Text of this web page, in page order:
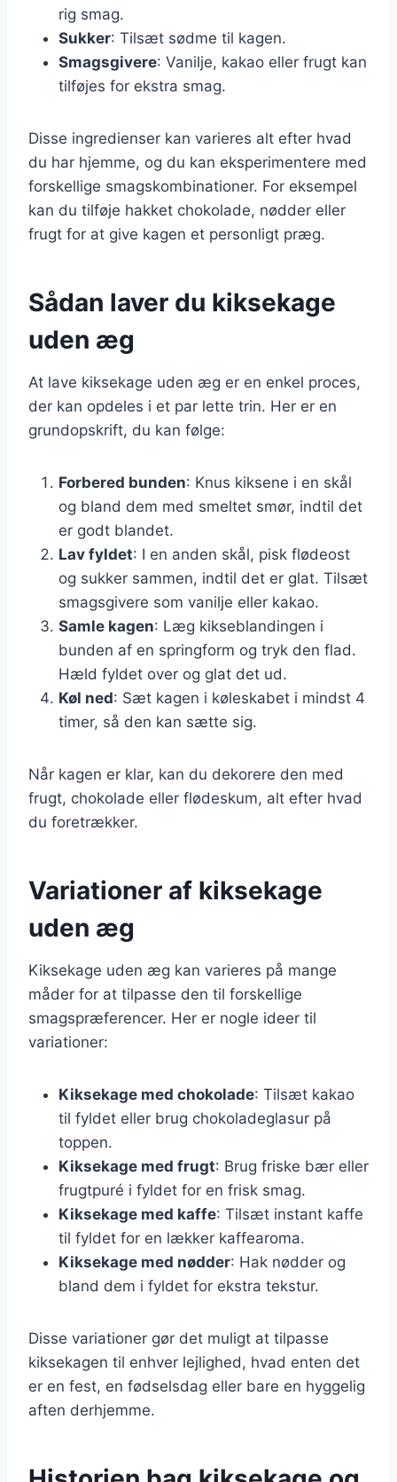
rig smag.
Sukker: Tilsæt sødme til kagen.
Smagsgivere: Vanilje, kakao eller frugt kan
tilføjes for ekstra smag.
Disse ingredienser kan varieres alt efter hvad
du har hjemme, og du kan eksperimentere med
forskellige smagskombinationer. For eksempel
kan du tilføje hakket chokolade, nødder eller
frugt for at give kagen et personligt præg.
Sådan laver du kiksekage
uden æg
At lave kiksekage uden æg er en enkel proces,
der kan opdeles i et par lette trin. Her er en
grundopskrift, du kan følge:
Forbered bunden: Knus kiksene i en skål
og bland dem med smeltet smør, indtil det
er godt blandet.
Lav fyldet: I en anden skål, pisk flødeost
og sukker sammen, indtil det er glat. Tilsæt
smagsgivere som vanilje eller kakao.
Samle kagen: Læg kikseblandingen i
bunden af en springform og tryk den flad.
Hæld fyldet over og glat det ud.
Køl ned: Sæt kagen i køleskabet i mindst 4
timer, så den kan sætte sig.
Når kagen er klar, kan du dekorere den med
frugt, chokolade eller flødeskum, alt efter hvad
du foretrækker.
Variationer af kiksekage
uden æg
Kiksekage uden æg kan varieres på mange
måder for at tilpasse den til forskellige
smagspræferencer. Her er nogle ideer til
variationer:
Kiksekage med chokolade: Tilsæt kakao
til fyldet eller brug chokoladeglasur på
toppen.
Kiksekage med frugt: Brug friske bær eller
frugtpuré i fyldet for en frisk smag.
Kiksekage med kaffe: Tilsæt instant kaffe
til fyldet for en lækker kaffearoma.
Kiksekage med nødder: Hak nødder og
bland dem i fyldet for ekstra tekstur.
Disse variationer gør det muligt at tilpasse
kiksekagen til enhver lejlighed, hvad enten det
er en fest, en fødselsdag eller bare en hyggelig
aften derhjemme.